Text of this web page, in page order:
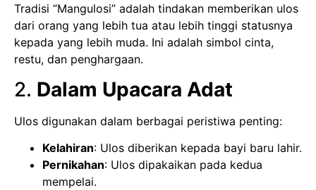
Tradisi “Mangulosi” adalah tindakan memberikan ulos
dari orang yang lebih tua atau lebih tinggi statusnya
kepada yang lebih muda. Ini adalah simbol cinta,
restu, dan penghargaan.
2. Dalam Upacara Adat
Ulos digunakan dalam berbagai peristiwa penting:
Kelahiran: Ulos diberikan kepada bayi baru lahir.
Pernikahan: Ulos dipakaikan pada kedua
mempelai.